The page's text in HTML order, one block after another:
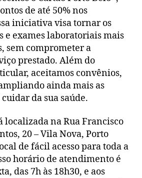
de até 50% nos
iniciativa visa tornar os
e exames laboratoriais mais
sem comprometer a
prestado. Além do
aceitamos convênios,
ainda mais as
da sua saúde.
localizada na Rua Francisco
20 – Vila Nova, Porto
de fácil acesso para toda a
horário de atendimento é
das 7h às 18h30, e aos